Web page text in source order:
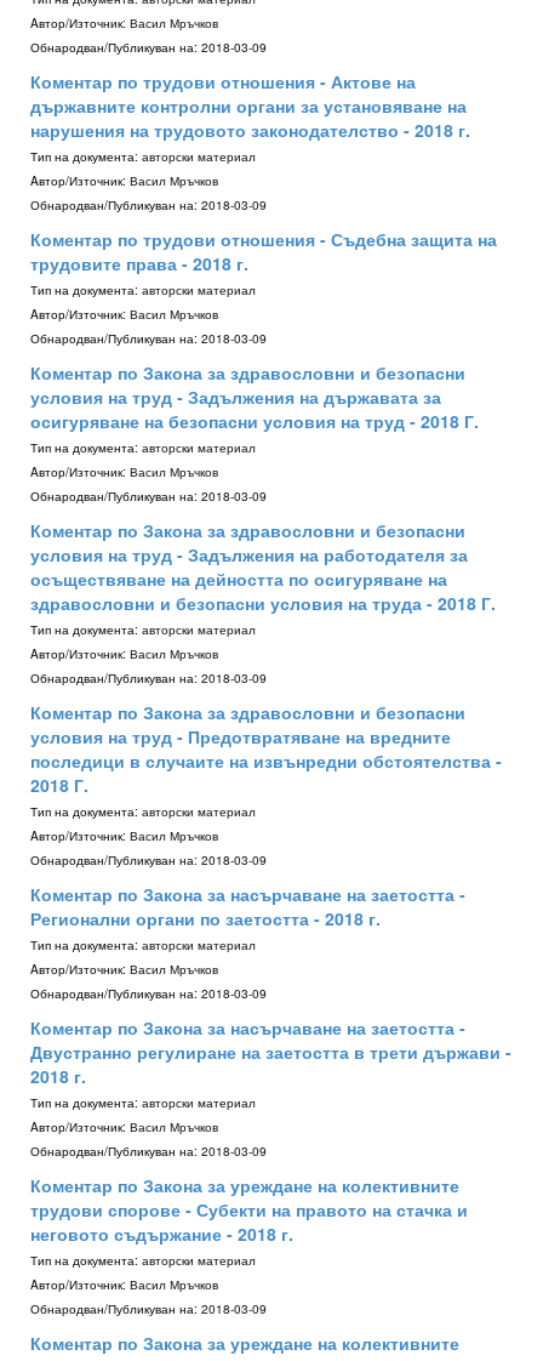
Aвтор/Източник: Васил Мръчков
Обнародван/Публикуван на: 2018-03-09
Коментар по трудови отношения - Актове на
държавните контролни органи за установяване на
нарушения на трудовото законодателство - 2018 г.
Тип на документа: авторски материал
Aвтор/Източник: Васил Мръчков
Обнародван/Публикуван на: 2018-03-09
Коментар по трудови отношения - Съдебна защита на
трудовите права - 2018 г.
Тип на документа: авторски материал
Aвтор/Източник: Васил Мръчков
Обнародван/Публикуван на: 2018-03-09
Коментар по Закона за здравословни и безопасни
условия на труд - Задължения на държавата за
осигуряване на безопасни условия на труд - 2018 Г.
Тип на документа: авторски материал
Aвтор/Източник: Васил Мръчков
Обнародван/Публикуван на: 2018-03-09
Коментар по Закона за здравословни и безопасни
условия на труд - Задължения на работодателя за
осъществяване на дейността по осигуряване на
здравословни и безопасни условия на труда - 2018 Г.
Тип на документа: авторски материал
Aвтор/Източник: Васил Мръчков
Обнародван/Публикуван на: 2018-03-09
Коментар по Закона за здравословни и безопасни
условия на труд - Предотвратяване на вредните
последици в случаите на извънредни обстоятелства -
2018 Г.
Тип на документа: авторски материал
Aвтор/Източник: Васил Мръчков
Обнародван/Публикуван на: 2018-03-09
Коментар по Закона за насърчаване на заетостта -
Регионални органи по заетостта - 2018 г.
Тип на документа: авторски материал
Aвтор/Източник: Васил Мръчков
Обнародван/Публикуван на: 2018-03-09
Коментар по Закона за насърчаване на заетостта -
Двустранно регулиране на заетостта в трети държави -
2018 г.
Тип на документа: авторски материал
Aвтор/Източник: Васил Мръчков
Обнародван/Публикуван на: 2018-03-09
Коментар по Закона за уреждане на колективните
трудови спорове - Субекти на правото на стачка и
неговото съдържание - 2018 г.
Тип на документа: авторски материал
Aвтор/Източник: Васил Мръчков
Обнародван/Публикуван на: 2018-03-09
Коментар по Закона за уреждане на колективните